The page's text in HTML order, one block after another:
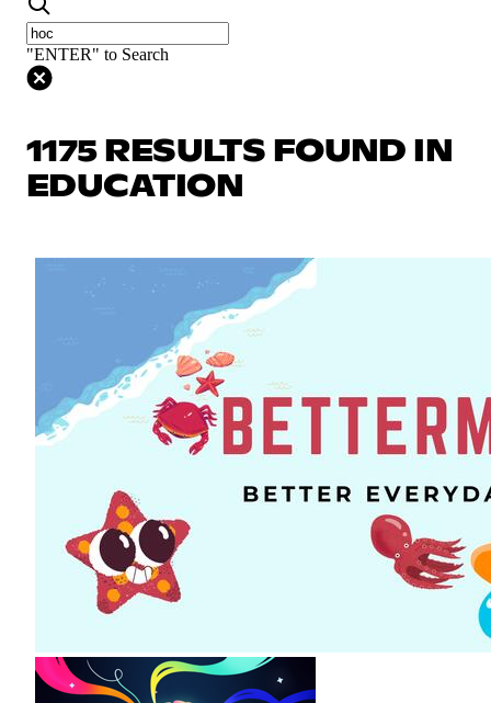
"ENTER" to Search
1175 RESULTS FOUND IN
EDUCATION